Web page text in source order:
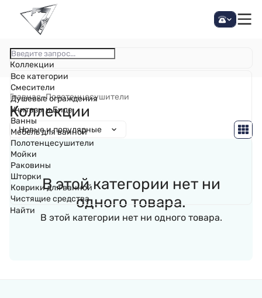
Коллекции
Все категории
Смесители
Душевые ограждения
Унитазы и Биде
Ванны
Мебель для ванной
Полотенцесушители
Мойки
Раковины
Шторки
Коврики для ванной
Чистящие средства
Найти
Главная–Полотенцесушители
Коллекции
Новые и популярные
В этой категории нет ни
одного товара.
В этой категории нет ни одного товара.